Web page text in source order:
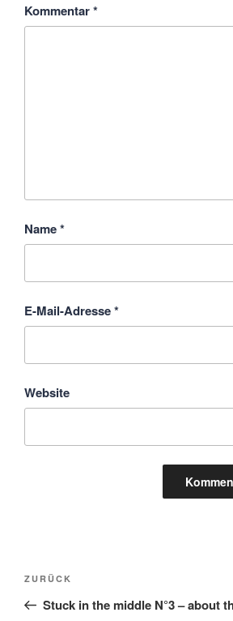
Kommentar*
Name*
E-Mail-Adresse*
Website
Beitragsnavigation
Vorheriger
Beitrag
ZURÜCK
Stuck in the middle N°3 – about